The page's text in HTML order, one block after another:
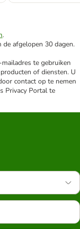
.
afgelopen 30 dagen.
te gebruiken
of diensten. U
contact op te nemen
Privacy Portal te